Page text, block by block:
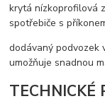
krytá nízkoprofilová
spotřebiče s
dodávaný podvozek
umožňuje snadnou
TECHNICKÉ